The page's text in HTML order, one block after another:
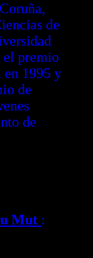
de
el premio
en 1995 y
de
de
Mut :